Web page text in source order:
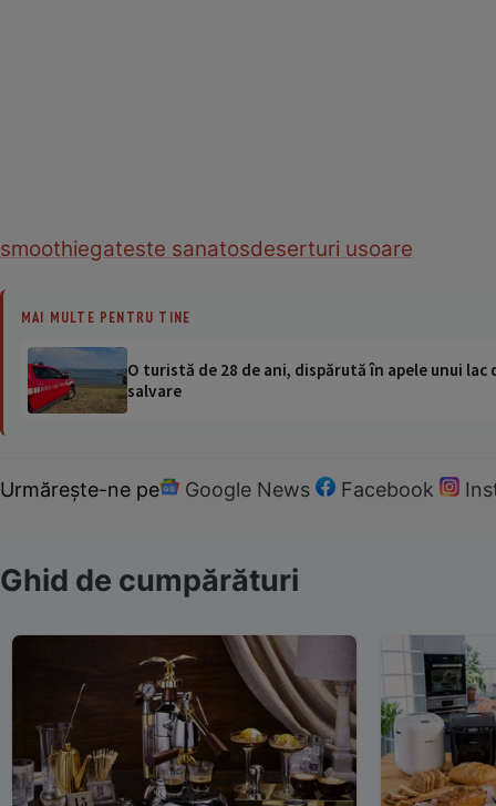
smoothiegateste sanatosdeserturi usoare
MAI MULTE PENTRU TINE
O turistă de 28 de ani, dispărută în apele unui
salvare
Urmărește-ne pe Google News Facebook
Ghid de cumpărături